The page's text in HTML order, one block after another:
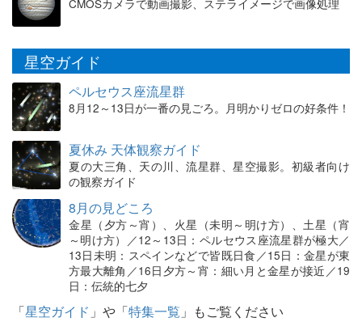
CMOSカメラで動画撮影、ステライメージで画像処理
星空ガイド
ペルセウス座流星群
8月12～13日が一番の見ごろ。月明かりゼロの好条件！
夏休み 天体観察ガイド
夏の大三角、天の川、流星群、星空撮影。初級者向け
の観察ガイド
8月の見どころ
金星（夕方～宵）、火星（未明～明け方）、土星（宵
～明け方）／12～13日：ペルセウス座流星群が極大／
13日未明：スペインなどで皆既日食／15日：金星が東
方最大離角／16日夕方～宵：細い月と金星が接近／19
日：伝統的七夕
「星空ガイド 」や「特集一覧 」もご覧ください